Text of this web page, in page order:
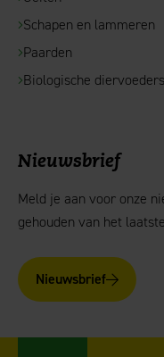
Schapen en lammeren
Paarden
Biologische diervoeders
Nieuwsbrief
Meld je aan voor onze
gehouden van het
Nieuwsbrief